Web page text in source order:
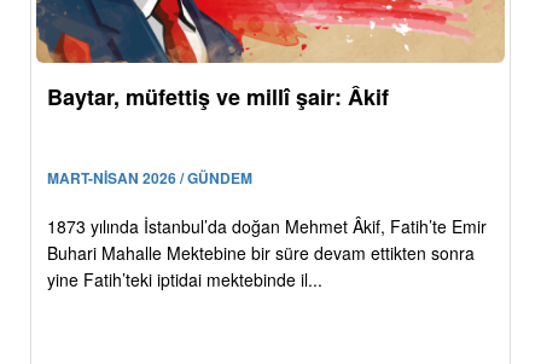
Baytar, müfettiş ve millî şair: Âkif
MART-NİSAN 2026 / GÜNDEM
1873 yılında İstanbul’da doğan Mehmet Âkif, Fatih’te Emir
Buhari Mahalle Mektebine bir süre devam ettikten sonra
yine Fatih’teki iptidai mektebinde il...